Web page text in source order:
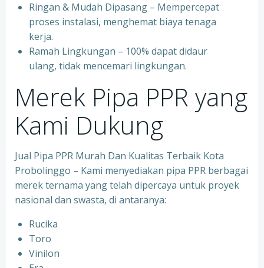
⁠Ringan & Mudah Dipasang – Mempercepat
proses instalasi, menghemat biaya tenaga
kerja.
⁠Ramah Lingkungan – 100% dapat didaur
ulang, tidak mencemari lingkungan.
Merek Pipa PPR yang
Kami Dukung
Jual Pipa PPR Murah Dan Kualitas Terbaik Kota
Probolinggo – Kami menyediakan pipa PPR berbagai
merek ternama yang telah dipercaya untuk proyek
nasional dan swasta, di antaranya:
Rucika
⁠Toro
⁠Vinilon